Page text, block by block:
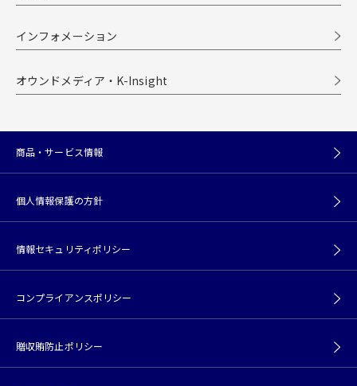
インフォメーション
オウンドメディア・K-Insight
商品・サービス情報
個人情報保護の方針
情報セキュリティポリシー
コンプライアンスポリシー
贈収賄防止ポリシー